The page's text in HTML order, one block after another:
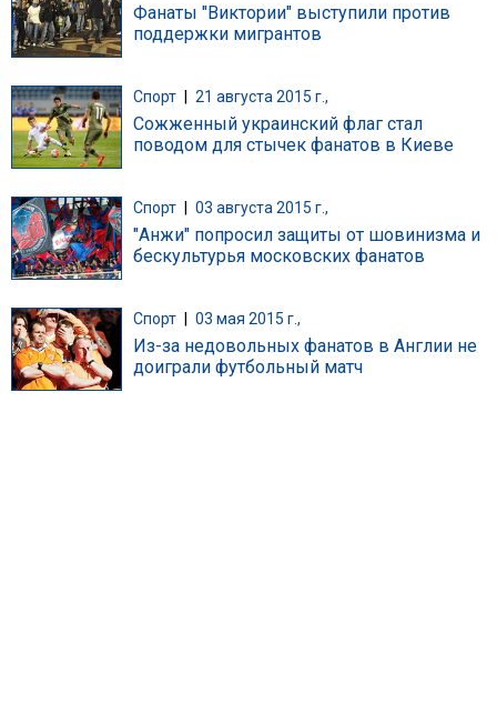
Фанаты "Виктории" выступили против
поддержки мигрантов
Спорт 21 августа 2015 г.,
Сожженный украинский флаг стал
поводом для стычек фанатов в Киеве
Спорт 03 августа 2015 г.,
"Анжи" попросил защиты от шовинизма и
бескультурья московских фанатов
Спорт 03 мая 2015 г.,
Из-за недовольных фанатов в Англии не
доиграли футбольный матч